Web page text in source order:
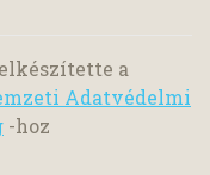
a
Adatvédelmi
-hoz